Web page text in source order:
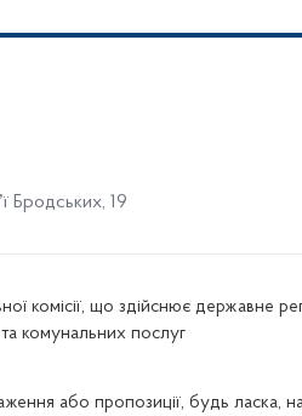
Бродських, 19
комісії, що здійснює державне
комунальних послуг
або пропозиції, будь ласка,